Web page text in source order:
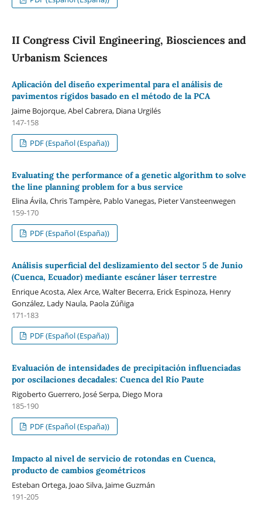
II Congress Civil Engineering, Biosciences and
Urbanism Sciences
Aplicación del diseño experimental para el análisis de
pavimentos rígidos basado en el método de la PCA
Jaime Bojorque, Abel Cabrera, Diana Urgilés
147-158
PDF (Español (España))
Evaluating the performance of a genetic algorithm to solve
the line planning problem for a bus service
Elina Ávila, Chris Tampère, Pablo Vanegas, Pieter Vansteenwegen
159-170
PDF (Español (España))
Análisis superficial del deslizamiento del sector 5 de Junio
(Cuenca, Ecuador) mediante escáner láser terrestre
Enrique Acosta, Alex Arce, Walter Becerra, Erick Espinoza, Henry
González, Lady Naula, Paola Zúñiga
171-183
PDF (Español (España))
Evaluación de intensidades de precipitación influenciadas
por oscilaciones decadales: Cuenca del Río Paute
Rigoberto Guerrero, José Serpa, Diego Mora
185-190
PDF (Español (España))
Impacto al nivel de servicio de rotondas en Cuenca,
producto de cambios geométricos
Esteban Ortega, Joao Silva, Jaime Guzmán
191-205